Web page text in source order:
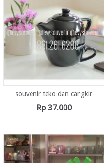
souvenir teko dan cangkir
Rp37.000